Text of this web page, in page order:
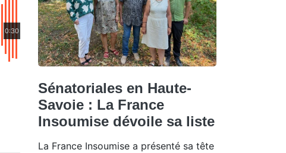
0:30
Sénatoriales en Haute-
Savoie : La France
Insoumise dévoile sa liste
La France Insoumise a présenté sa tête